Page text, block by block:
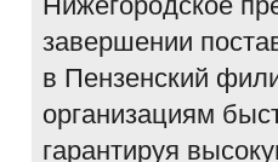
завершении
в Пензенский
организациям
гарантируя